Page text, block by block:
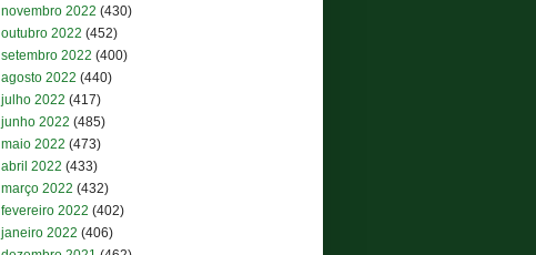
novembro 2022 (430)
outubro 2022 (452)
setembro 2022 (400)
agosto 2022 (440)
julho 2022 (417)
junho 2022 (485)
maio 2022 (473)
abril 2022 (433)
março 2022 (432)
fevereiro 2022 (402)
janeiro 2022 (406)